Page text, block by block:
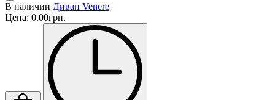
В наличии Диван Venere
Цена: 0.00грн.